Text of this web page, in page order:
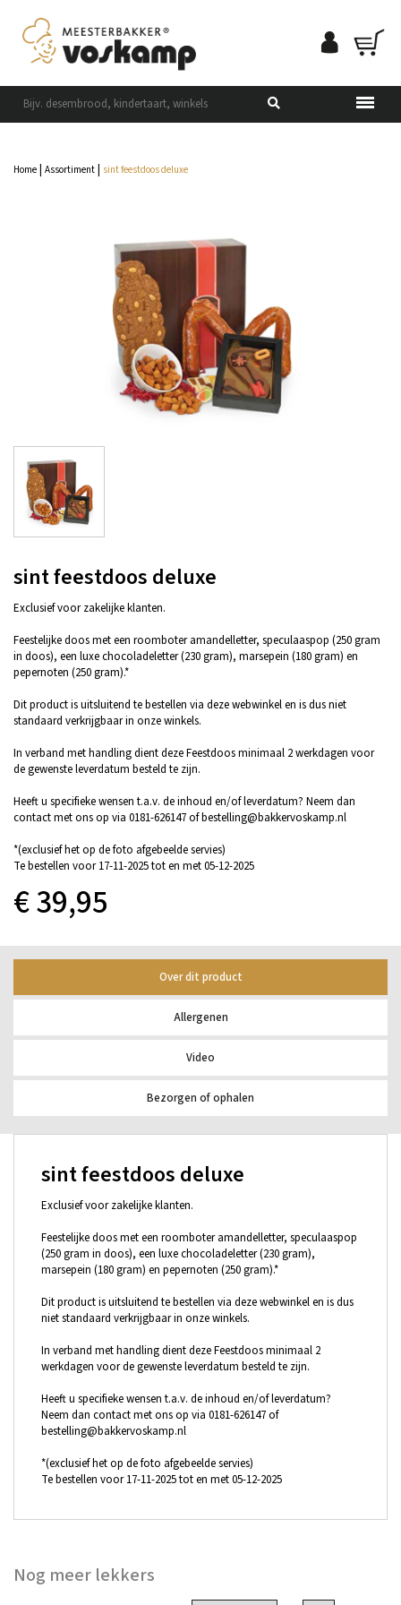
Home | Assortiment | sint feestdoos deluxe
sint feestdoos deluxe
Exclusief voor zakelijke klanten.
Feestelijke doos met een roomboter amandelletter, speculaaspop (250 gram
in doos), een luxe chocoladeletter (230 gram), marsepein (180 gram) en
pepernoten (250 gram).*
Dit product is uitsluitend te bestellen via deze webwinkel en is dus niet
standaard verkrijgbaar in onze winkels.
In verband met handling dient deze Feestdoos minimaal 2 werkdagen voor
de gewenste leverdatum besteld te zijn.
Heeft u specifieke wensen t.a.v. de inhoud en/of leverdatum? Neem dan
contact met ons op via 0181-626147 of bestelling@bakkervoskamp.nl
*(exclusief het op de foto afgebeelde servies)
Te bestellen voor 17-11-2025 tot en met 05-12-2025
€ 39,95
Over dit product
Allergenen
Video
Bezorgen of ophalen
sint feestdoos deluxe
Exclusief voor zakelijke klanten.
Feestelijke doos met een roomboter amandelletter, speculaaspop
(250 gram in doos), een luxe chocoladeletter (230 gram),
marsepein (180 gram) en pepernoten (250 gram).*
Dit product is uitsluitend te bestellen via deze webwinkel en is dus
niet standaard verkrijgbaar in onze winkels.
In verband met handling dient deze Feestdoos minimaal 2
werkdagen voor de gewenste leverdatum besteld te zijn.
Heeft u specifieke wensen t.a.v. de inhoud en/of leverdatum?
Neem dan contact met ons op via 0181-626147 of
bestelling@bakkervoskamp.nl
*(exclusief het op de foto afgebeelde servies)
Te bestellen voor 17-11-2025 tot en met 05-12-2025
Nog meer lekkers